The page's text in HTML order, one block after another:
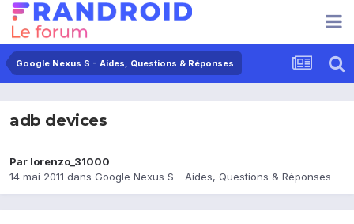
Google Nexus S - Aides, Questions & Réponses
adb devices
Par lorenzo_31000
14 mai 2011 dans Google Nexus S - Aides, Questions & Réponses